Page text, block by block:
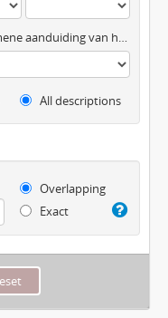
Algemene aanduiding van het materiaal
All descriptions
Overlapping
Exact